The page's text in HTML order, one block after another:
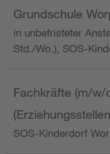
Grundschule
in unbefristeter
Std./Wo.), SOS-
Fachkräfte (m/w/
SOS-Kinderdorf